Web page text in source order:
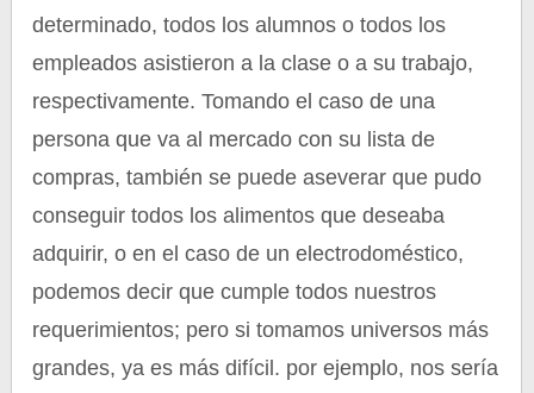
determinado, todos los alumnos o todos los
empleados asistieron a la clase o a su trabajo,
respectivamente. Tomando el caso de una
persona que va al mercado con su lista de
compras, también se puede aseverar que pudo
conseguir todos los alimentos que deseaba
adquirir, o en el caso de un electrodoméstico,
podemos decir que cumple todos nuestros
requerimientos; pero si tomamos universos más
grandes, ya es más difícil. por ejemplo, nos sería